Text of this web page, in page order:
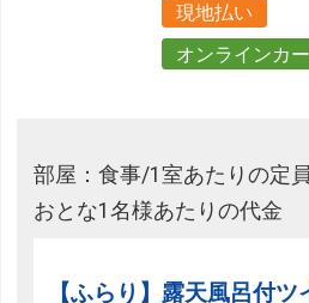
現地払い
オンラインカ
部屋：食事/1室あたりの定員
おとな1名様あたりの代金
【ふらり】露天風呂付